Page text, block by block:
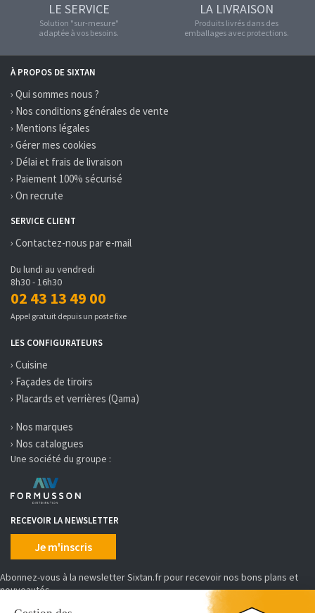
LE SERVICE
Solution "sur-mesure"
adaptée à vos besoins.
LA LIVRAISON
Produits livrés dans des
emballages avec protections.
À PROPOS DE SIXTAN
› Qui sommes nous ?
› Nos conditions générales de vente
› Mentions légales
› Gérer mes cookies
› Délai et frais de livraison
› Paiement 100% sécurisé
› On recrute
SERVICE CLIENT
› Contactez-nous par e-mail
Du lundi au vendredi
8h30 - 16h30
02 43 13 49 00
Appel gratuit depuis un poste fixe
LES CONFIGURATEURS
› Cuisine
› Façades de tiroirs
› Placards et verrières (Qama)
› Nos marques
› Nos catalogues
Une société du groupe :
RECEVOIR LA NEWSLETTER
Je m'inscris
Abonnez-vous à la newsletter Sixtan.fr pour recevoir nos bons plans et
nouveautés